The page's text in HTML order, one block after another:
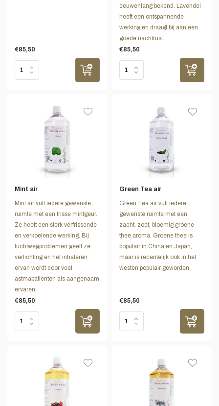
€85,50
eeuwenlang bekend. Lavendel
heeft een ontspannende
werking en draagt bij aan een
goede nachtrust.
€85,50
Mint air
Mint air vult iedere gewenste
ruimte met een frisse mintgeur.
Ze heeft een sterk verfrissende
en verkoelende werking. Bij
luchtwegproblemen geeft ze
verlichting en het inhaleren
ervan wordt door veel
astmapatienten als aangenaam
ervaren.
€85,50
Green Tea air
Green Tea air vult iedere
gewenste ruimte met een
zacht, zoet, bloemig groene
thee aroma. Groene thee is
populair in China en Japan,
maar is recentelijk ook in het
westen populair geworden.
€85,50